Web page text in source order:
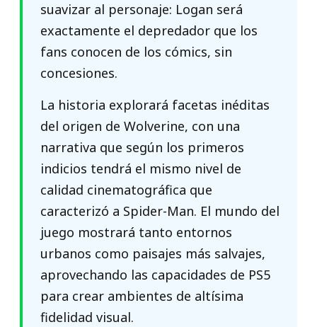
suavizar al personaje: Logan será
exactamente el depredador que los
fans conocen de los cómics, sin
concesiones.
La historia explorará facetas inéditas
del origen de Wolverine, con una
narrativa que según los primeros
indicios tendrá el mismo nivel de
calidad cinematográfica que
caracterizó a Spider-Man. El mundo del
juego mostrará tanto entornos
urbanos como paisajes más salvajes,
aprovechando las capacidades de PS5
para crear ambientes de altísima
fidelidad visual.